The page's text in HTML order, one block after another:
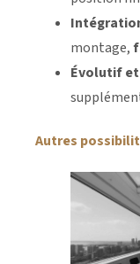
montage,
Évolutif
Autres